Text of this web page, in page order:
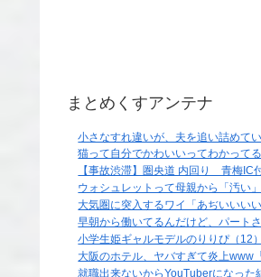
まとめくすアンテナ
小さなすれ違いが、夫を追い詰めてい
猫って自分でかわいいってわかって
【事故渋滞】圏央道 内回り 青梅
ウォシュレットって母親から「汚い
大気圏に突入するワイ「あぢいいい
早朝から働いてるんだけど、パート
小学生姫ギャルモデルのりりぴ（12
大阪のホテル、ヤバすぎて炎上
就職出来ないからYouTuberになった